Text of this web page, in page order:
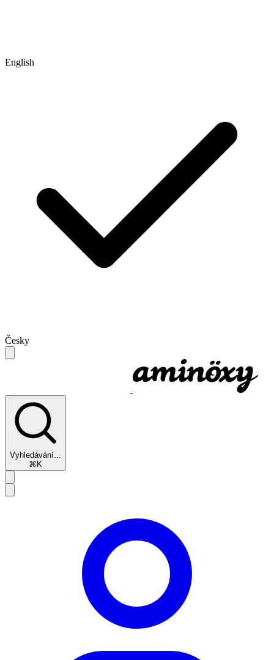
English
Česky
Vyhledávání...
⌘K